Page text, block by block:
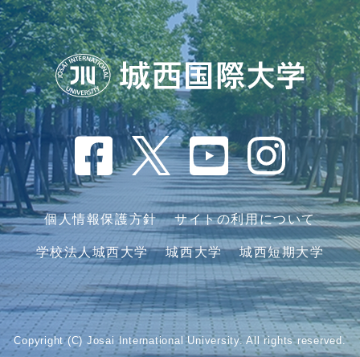
個人情報保護方針 サイトの利用について
学校法人城西大学 城西大学 城西短期大学
Copyright (C) Josai International University. All rights reserved.